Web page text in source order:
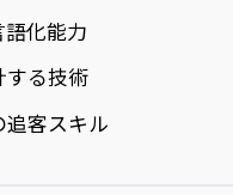
化能力
する技術
客スキル